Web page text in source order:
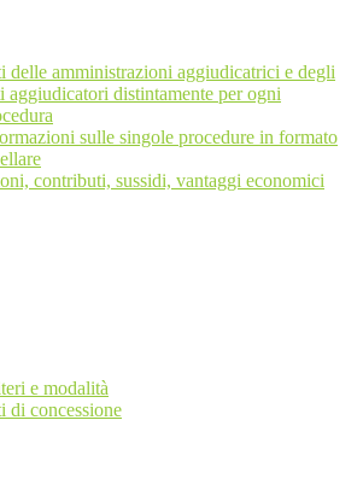
delle amministrazioni aggiudicatrici e degli
aggiudicatori distintamente per ogni
sulle singole procedure in formato
contributi, sussidi, vantaggi economici
e modalità
di concessione